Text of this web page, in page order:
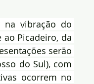
na vibração do
ao Picadeiro, da
serão
do Sul), com
ocorrem no